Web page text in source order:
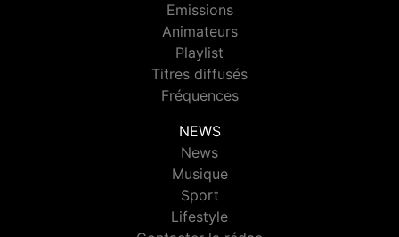
Emissions
Animateurs
Playlist
Titres diffusés
Fréquences
NEWS
News
Musique
Sport
Lifestyle